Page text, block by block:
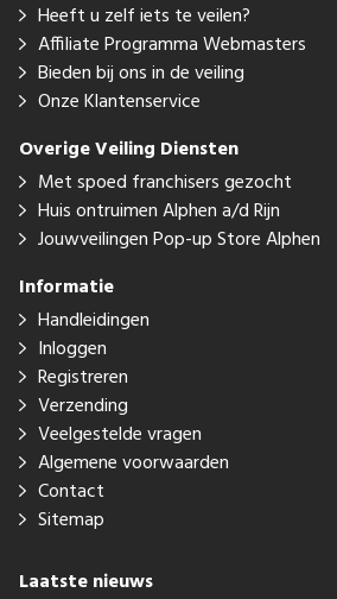
Heeft u zelf iets te veilen?
Affiliate Programma Webmasters
Bieden bij ons in de veiling
Onze Klantenservice
Overige Veiling Diensten
Met spoed franchisers gezocht
Huis ontruimen Alphen a/d Rijn
Jouwveilingen Pop-up Store Alphen
Informatie
Handleidingen
Inloggen
Registreren
Verzending
Veelgestelde vragen
Algemene voorwaarden
Contact
Sitemap
Laatste nieuws